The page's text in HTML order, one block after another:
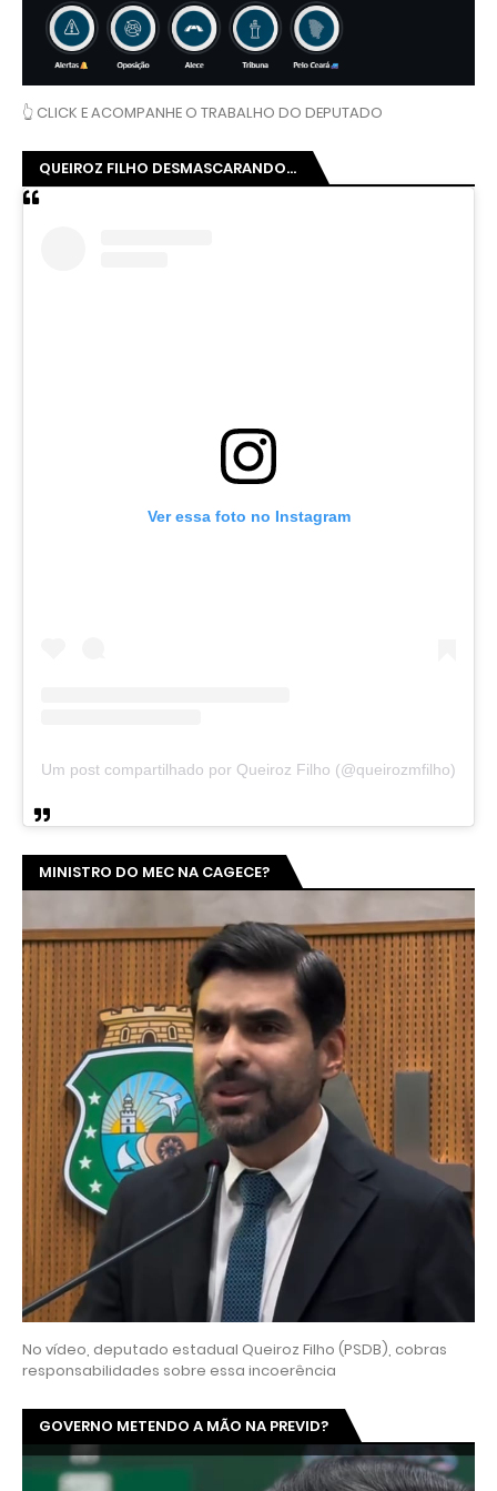
👆 CLICK E ACOMPANHE O TRABALHO DO DEPUTADO
QUEIROZ FILHO DESMASCARANDO...
Ver essa foto no Instagram
Um post compartilhado por Queiroz Filho (@queirozmfilho)
MINISTRO DO MEC NA CAGECE?
No vídeo, deputado estadual Queiroz Filho (PSDB), cobras
responsabilidades sobre essa incoerência
GOVERNO METENDO A MÃO NA PREVID?